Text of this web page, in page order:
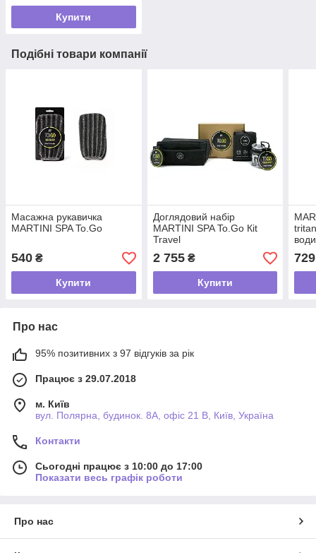
Купити
Подібні товари компанії
Масажна рукавичка
MARTINI SPA To.Go
540 ₴
Купити
Доглядовий набір
MARTINI SPA To.Go Кit
Travel
2 755₴
Купити
води
729
Про нас
95% позитивних з 97 відгуків за рік
Працює з 29.07.2018
м. Київ
вул. Полярна, будинок. 8А, офіс 21 В, Київ, Україна
Контакти
Сьогодні працює з 10:00 до 17:00
Показати весь графік роботи
Про нас